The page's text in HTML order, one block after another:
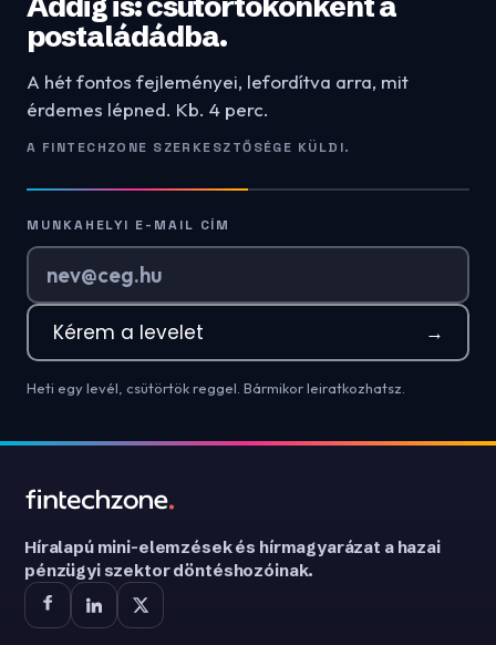
postaládádba.
A hét fontos fejleményei, lefordítva arra, mit
érdemes lépned. Kb. 4 perc.
A FINTECHZONE SZERKESZTŐSÉGE KÜLDI.
MUNKAHELYI E-MAIL CÍM
Kérem a levelet →
Heti egy levél, csütörtök reggel. Bármikor leiratkozhatsz.
Híralapú mini-elemzések és hírmagyarázat a hazai
pénzügyi szektor döntéshozóinak.